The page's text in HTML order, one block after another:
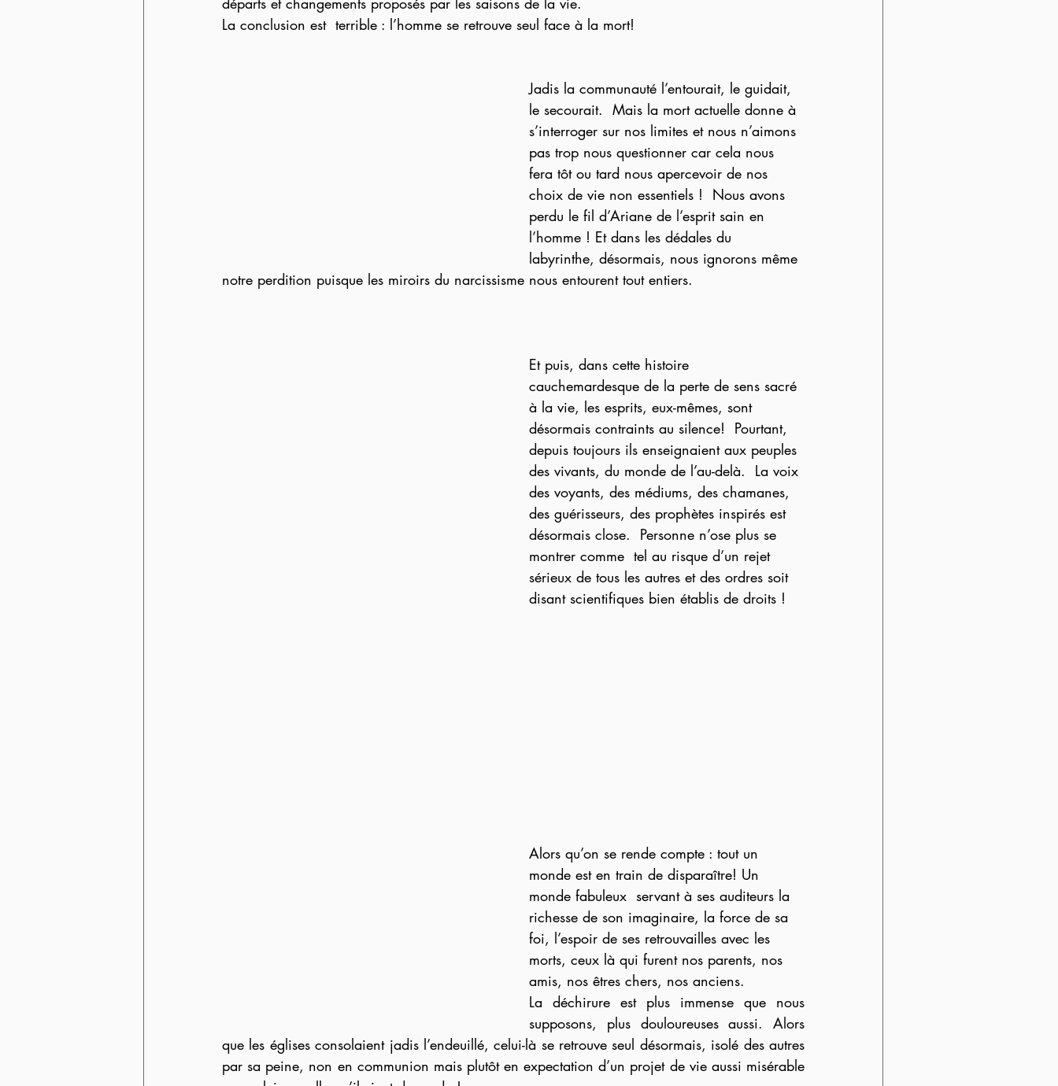
La conclusion est  terrible : l’homme se retrouve seul face à la mort!
Jadis la communauté l’entourait, le guidait,
le secourait.  Mais la mort actuelle donne à
s’interroger sur nos limites et nous n’aimons
pas trop nous questionner car cela nous
fera tôt ou tard nous apercevoir de nos
choix de vie non essentiels !  Nous avons
perdu le fil d’Ariane de l’esprit sain en
l’homme ! Et dans les dédales du
labyrinthe, désormais, nous ignorons même
notre perdition puisque les miroirs du narcissisme nous entourent tout entiers.
Et puis, dans cette histoire
cauchemardesque de la perte de sens sacré
à la vie, les esprits, eux-mêmes, sont
désormais contraints au silence!  Pourtant,
depuis toujours ils enseignaient aux peuples
des vivants, du monde de l’au-delà.  La voix
des voyants, des médiums, des chamanes,
des guérisseurs, des prophètes inspirés est
désormais close.  Personne n’ose plus se
montrer comme  tel au risque d’un rejet
sérieux de tous les autres et des ordres soit
disant scientifiques bien établis de droits !
Alors qu’on se rende compte : tout un
monde est en train de disparaître! Un
monde fabuleux  servant à ses auditeurs la
richesse de son imaginaire, la force de sa
foi, l’espoir de ses retrouvailles avec les
morts, ceux là qui furent nos parents, nos
amis, nos êtres chers, nos anciens.
La déchirure est plus immense que nous
supposons, plus douloureuses aussi. Alors
que les églises consolaient jadis l’endeuillé, celui-là se retrouve seul désormais, isolé des autres
par sa peine, non en communion mais plutôt en expectation d’un projet de vie aussi misérable